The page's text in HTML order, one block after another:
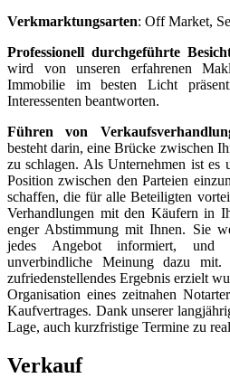
Verkmarktungsarten: Off Market,
Professionell durchgeführte
wird von unseren erfahrenen
Immobilie im besten Licht
Interessenten beantworten.
Führen von
besteht darin, eine Brücke zwischen
zu schlagen. Als Unternehmen ist es
Position zwischen den Parteien
schaffen, die für alle Beteiligten
Verhandlungen mit den Käufern in
enger Abstimmung mit Ihnen. Sie
jedes Angebot informiert,
unverbindliche Meinung dazu
zufriedenstellendes Ergebnis erzielt
Organisation eines zeitnahen
Kaufvertrages. Dank unserer
Lage, auch kurzfristige Termine zu
Verkauf